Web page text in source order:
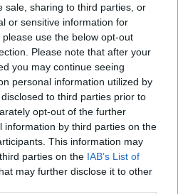
sale, sharing to third parties, or
or sensitive information for
use the below opt-out
Please note that after your
you may continue seeing
personal information utilized by
to third parties prior to
opt-out of the further
information by third parties on the
This information may
parties on the IAB’s List of
may further disclose it to other
Spielberg fog visszatérni,
is, akivel kapcsolatban a mai
hogy a jelenleg 76 éves
fogja újra megformálni Dr.
hogy nem egy olyan pletyka
esetleges utódjáról beszél